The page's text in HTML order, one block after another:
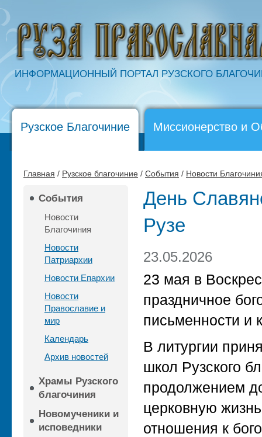
ИНФОРМАЦИОННЫЙ ПОРТАЛ РУЗСКОГО
Рузское Благочиние Миссионерство и
Главная / Рузское благочиние / События / Новости
События
Новости
Благочиния
Новости
Патриархии
Новости Епархии
Новости
Православие и
мир
Календарь
Архив новостей
Храмы Рузского
благочиния
Новомученики и
исповедники
День
Рузе
23.05.2026
23 мая в
праздничное
письменности и
В литургии
школ Рузского
продолжением
церковную
отношения к